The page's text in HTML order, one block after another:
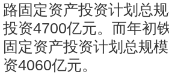
路固定资产投资计划总
投资4700亿元。而年初
固定资产投资计划总规
资4060亿元。